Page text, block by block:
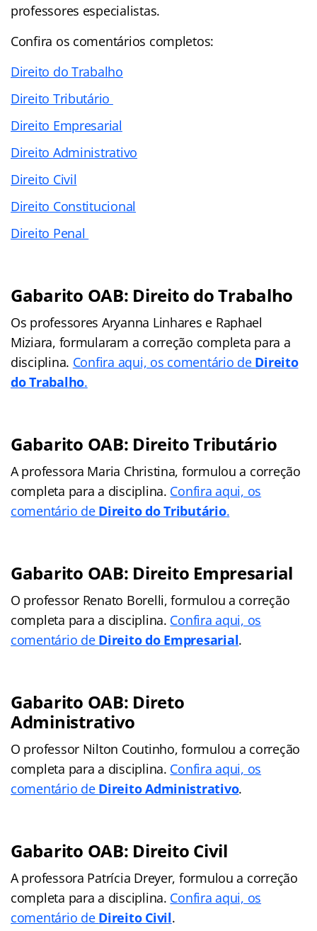
professores especialistas.
Confira os comentários completos:
Direito do Trabalho
Direito Tributário
Direito Empresarial
Direito Administrativo
Direito Civil
Direito Constitucional
Direito Penal
Gabarito OAB: Direito do Trabalho
Os professores Aryanna Linhares e Raphael
Miziara, formularam a correção completa para a
disciplina. Confira aqui, os comentário de Direito
do Trabalho.
Gabarito OAB: Direito Tributário
A professora Maria Christina, formulou a correção
completa para a disciplina. Confira aqui, os
comentário de Direito do Tributário.
Gabarito OAB: Direito Empresarial
O professor Renato Borelli, formulou a correção
completa para a disciplina. Confira aqui, os
comentário de Direito do Empresarial.
Gabarito OAB: Direto
Administrativo
O professor Nilton Coutinho, formulou a correção
completa para a disciplina. Confira aqui, os
comentário de Direito Administrativo.
Gabarito OAB: Direito Civil
A professora Patrícia Dreyer, formulou a correção
completa para a disciplina. Confira aqui, os
comentário de Direito Civil.